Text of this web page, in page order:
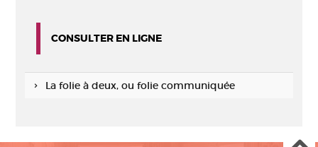
CONSULTER EN LIGNE
La folie à deux, ou folie communiquée